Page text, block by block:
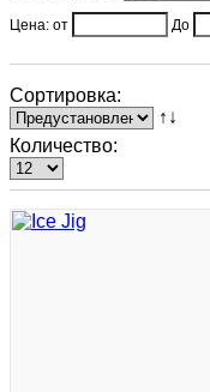
Цена: от До
Сортировка:
↑↓
Количество: